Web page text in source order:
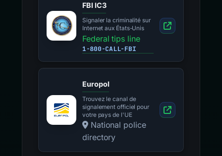
FBI IC3
Signaler la criminalité sur
Internet aux États-Unis
Federal tips line
1-800-CALL-FBI
Europol
Trouvez le canal de
signalement officiel pour
votre pays de l'UE
National police
directory